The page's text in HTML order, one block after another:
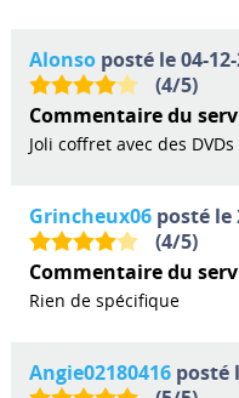
Alonsoposté le 04-
(4/5)
Commentaire du
Joli coffret avec des
Grincheux06posté le
(4/5)
Commentaire du
Rien de spécifique
Angie02180416posté